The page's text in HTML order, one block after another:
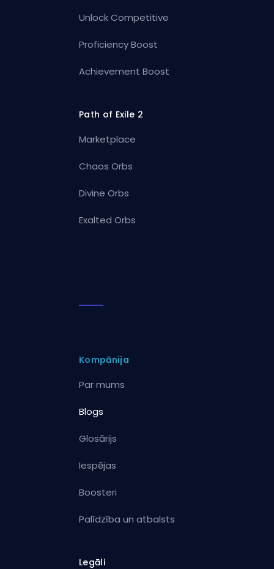
Unlock Competitive
Proficiency Boost
Achievement Boost
Path of Exile 2
Marketplace
Chaos Orbs
Divine Orbs
Exalted Orbs
Kompānija
Par mums
Blogs
Glosārijs
Iespējas
Boosteri
Palīdzība un atbalsts
Legāli